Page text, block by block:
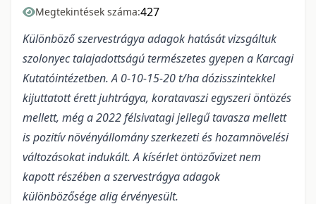
Megtekintések száma:427
Különböző szervestrágya adagok hatását vizsgáltuk
szolonyec talajadottságú természetes gyepen a Karcagi
Kutatóintézetben. A 0-10-15-20 t/ha dózisszintekkel
kijuttatott érett juhtrágya, koratavaszi egyszeri öntözés
mellett, még a 2022 félsivatagi jellegű tavasza mellett
is pozitív növényállomány szerkezeti és hozamnövelési
változásokat indukált. A kísérlet öntözővizet nem
kapott részében a szervestrágya adagok
különbözősége alig érvényesült.